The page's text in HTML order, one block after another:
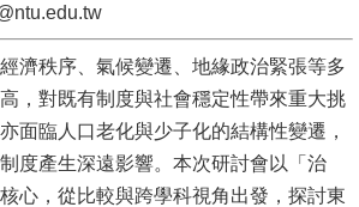
濟秩序、氣候變遷、地緣政治緊張等多
，對既有制度與社會穩定性帶來重大挑
面臨人口老化與少子化的結構性變遷，
度產生深遠影響。本次研討會以「治
心，從比較與跨學科視角出發，探討東